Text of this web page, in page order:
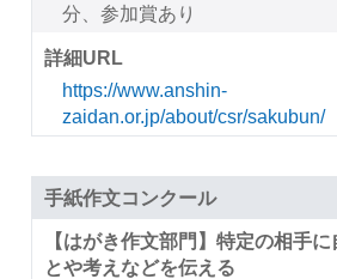
分、参加賞あり
詳細URL
https://www.anshin-
zaidan.or.jp/about/csr/sakubun/
手紙作文コンクール
【はがき作文部門】特定の相手
とや考えなどを伝える